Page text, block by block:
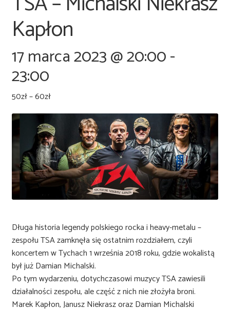
Kapłon
17 marca 2023 @ 20:00-
23:00
50zł – 60zł
Długa historia legendy polskiego rocka i heavy-metalu –
zespołu TSA zamknęła się ostatnim rozdziałem, czyli
koncertem w Tychach 1 września 2018 roku, gdzie wokalistą
był już Damian Michalski.
Po tym wydarzeniu, dotychczasowi muzycy TSA zawiesili
działalności zespołu, ale część z nich nie złożyła broni.
Marek Kapłon, Janusz Niekrasz oraz Damian Michalski